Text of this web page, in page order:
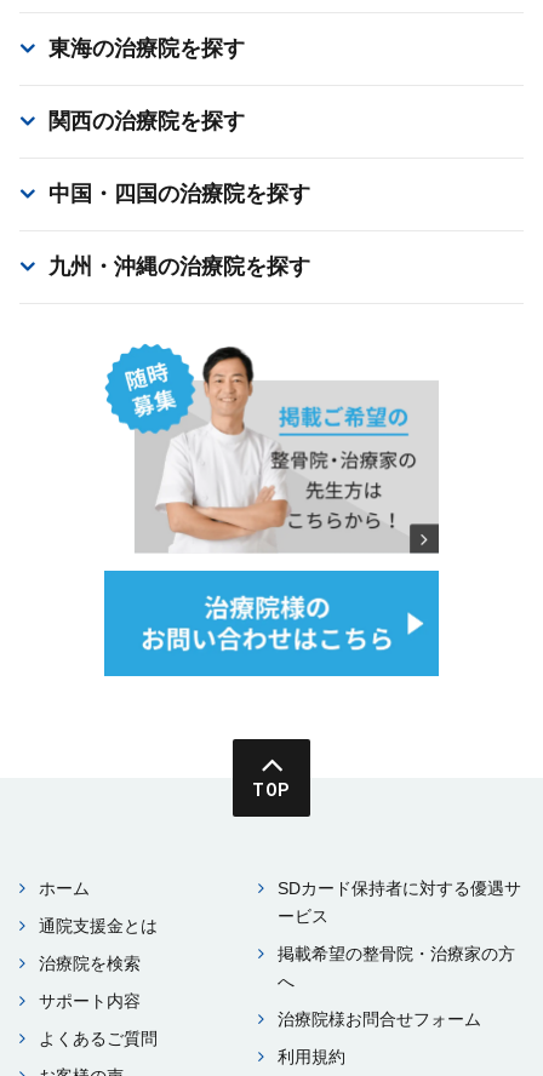
東海の治療院を探す
関西の治療院を探す
中国・四国の治療院を探す
九州・沖縄の治療院を探す
TOP
ホーム
通院⽀援⾦とは
治療院を検索
サポート内容
よくあるご質問
SDカード保持者に対する優遇サ
ービス
掲載希望の整⾻院・治療家の⽅
へ
治療院様お問合せフォーム
利⽤規約